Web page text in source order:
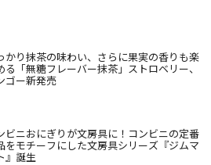
かり抹茶の味わい、さらに果実の香りも楽
る「無糖フレーバー抹茶」ストロベリー、
ゴー新発売
ビニおにぎりが文房具に！コンビニの定番
をモチーフにした文房具シリーズ『ジムマ
』誕生